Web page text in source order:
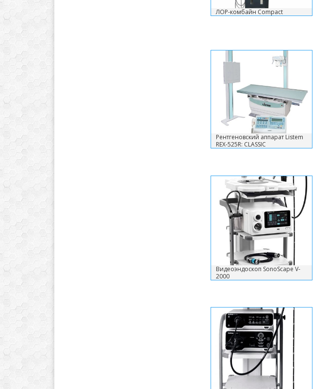
ЛОР-комбайн Compact
Рентгеновский аппарат Listem
REX-525R: CLASSIC
Видеоэндоскоп SonoScape V-
2000